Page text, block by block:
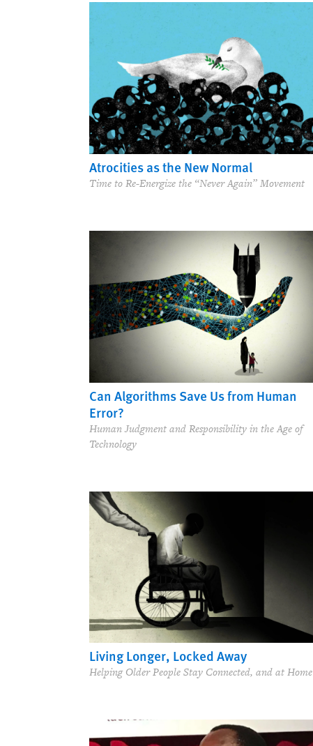
Atrocities as the New Normal
Time to Re-Energize the “Never Again” Movement
Can Algorithms Save Us from Human
Error?
Human Judgment and Responsibility in the Age of
Technology
Living Longer, Locked Away
Helping Older People Stay Connected, and at Home